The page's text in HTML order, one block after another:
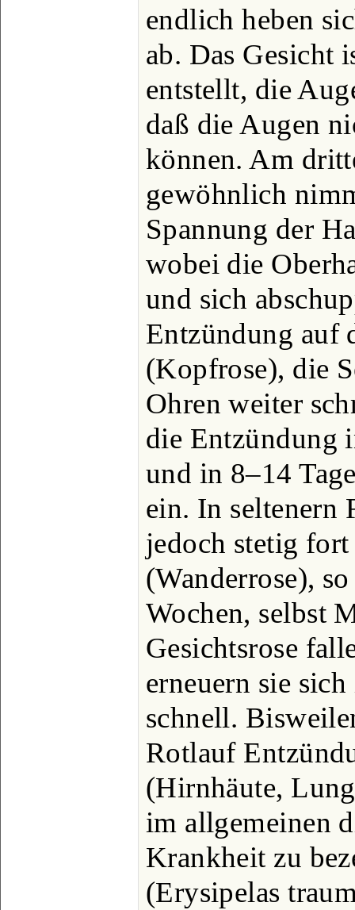
endlich heben
ab. Das Gesicht
entstellt, die
daß die Augen
können. Am
gewöhnlich
Spannung der
wobei die
und sich
Entzündung auf
(Kopfrose), die
Ohren weiter
die Entzündung
und in 8‒14
ein. In seltenern
jedoch stetig
(Wanderrose),
Wochen, selbst
Gesichtsrose
erneuern sie
schnell.
Rotlauf
(Hirnhäute,
im allgemeinen
Krankheit zu
(Erysipelas